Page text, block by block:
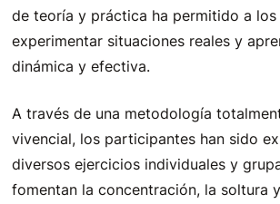
de teoría y práctica ha permitido a los
experimentar situaciones reales y
dinámica y efectiva.
A través de una metodología
vivencial, los participantes han sido
diversos ejercicios individuales y
fomentan la concentración, la soltura